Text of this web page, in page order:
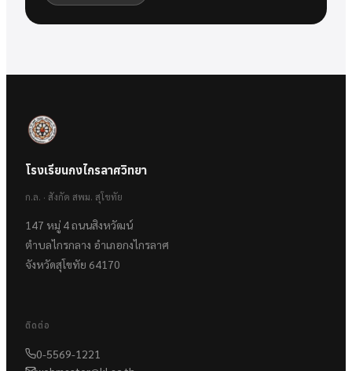
โรงเรียนกงไกรลาศวิทยา
ก.ล. · สังกัด สพม. สุโขทัย
147 หมู่ 4 ถนนสิงหวัฒน์
ตำบลไกรกลาง อำเภอกงไกรลาศ
จังหวัดสุโขทัย 64170
ติดต่อ
0-5569-1221